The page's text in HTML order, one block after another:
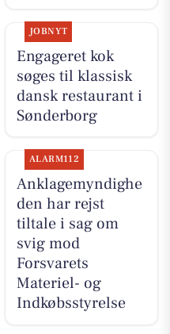
JOBNYT
Engageret kok
søges til klassisk
dansk restaurant i
Sønderborg
ALARM112
Anklagemyndighe
den har rejst
tiltale i sag om
svig mod
Forsvarets
Materiel- og
Indkøbsstyrelse